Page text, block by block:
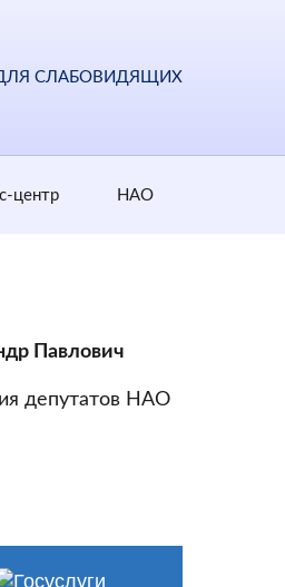
СЛАБОВИДЯЩИХ
центр НАО
Павлович
депутатов НАО